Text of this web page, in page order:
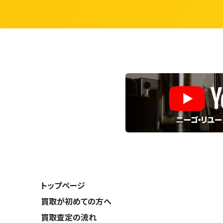
トップページ
買取が初めての方へ
買取査定の流れ